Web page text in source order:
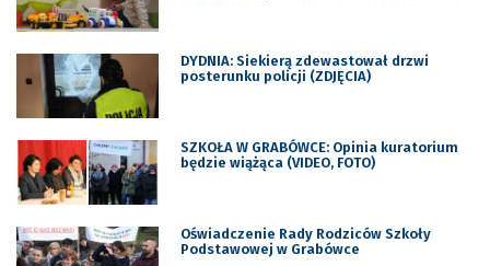
DYDNIA: Siekierą zdewastował drzwi
posterunku policji (ZDJĘCIA)
SZKOŁA W GRABÓWCE: Opinia kuratorium
będzie wiążąca (VIDEO, FOTO)
Oświadczenie Rady Rodziców Szkoły
Podstawowej w Grabówce